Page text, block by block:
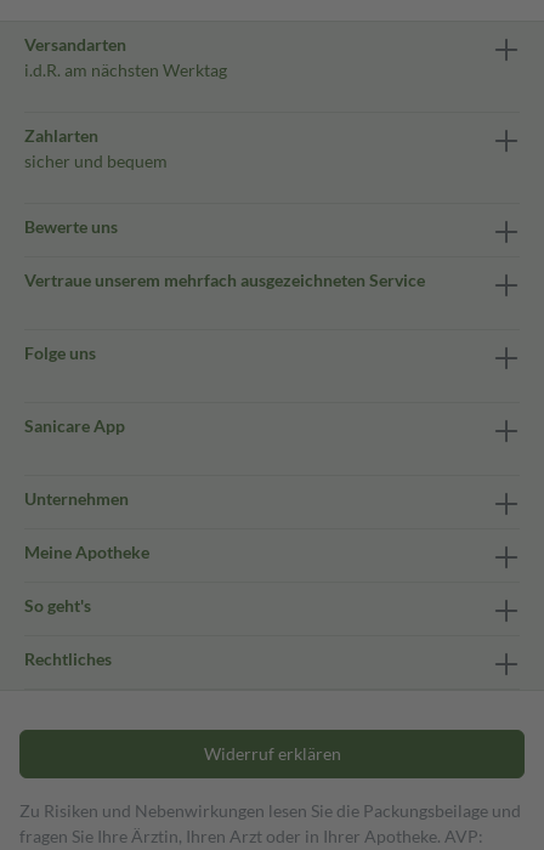
Versandarten
i.d.R. am nächsten Werktag
Zahlarten
sicher und bequem
Bewerte uns
Vertraue unserem mehrfach ausgezeichneten Service
Folge uns
Sanicare App
Unternehmen
Meine Apotheke
So geht's
Rechtliches
Widerruf erklären
Zu Risiken und Nebenwirkungen lesen Sie die Packungsbeilage und
fragen Sie Ihre Ärztin, Ihren Arzt oder in Ihrer Apotheke. AVP: